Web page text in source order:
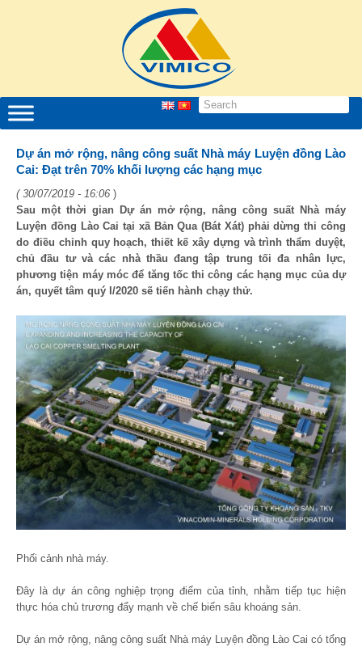
Dự án mở rộng, nâng công suất Nhà máy Luyện đồng Lào
Cai: Đạt trên 70% khối lượng các hạng mục
( 30/07/2019 - 16:06 )
Sau một thời gian Dự án mở rộng, nâng công suất Nhà máy
Luyện đồng Lào Cai tại xã Bản Qua (Bát Xát) phải dừng thi công
do điều chỉnh quy hoạch, thiết kế xây dựng và trình thẩm duyệt,
chủ đầu tư và các nhà thầu đang tập trung tối đa nhân lực,
phương tiện máy móc để tăng tốc thi công các hạng mục của dự
án, quyết tâm quý I/2020 sẽ tiến hành chạy thử.
Phối cảnh nhà máy.
Đây là dự án công nghiệp trọng điểm của tỉnh, nhằm tiếp tục hiện
thực hóa chủ trương đẩy mạnh về chế biến sâu khoáng sản.
Dự án mở rộng, nâng công suất Nhà máy Luyện đồng Lào Cai có tổng